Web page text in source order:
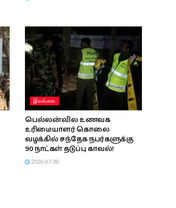
இலங்கை
பெல்லன்வில உணவக
உரிமையாளர் கொலை
வழக்கில் சந்தேக நபர்களுக்கு
90 நாட்கள் தடுப்பு காவல்!
2026-07-30